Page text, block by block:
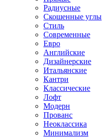
Радиусные
Скошенные углы
Стиль
Современные
Евро
Английские
Дизайнерские
Итальянские
Кантри
Классические
Лофт
Модерн
Прованс
Неоклассика
Минимализм